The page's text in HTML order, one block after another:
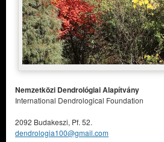
Nemzetközi Dendrológiai Alapítvány
International Dendrological Foundation
2092 Budakeszi, Pf. 52.
dendrologia100@gmail.com